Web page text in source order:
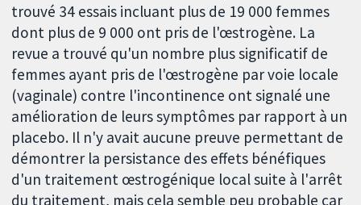
trouvé 34 essais incluant plus de 19 000 femmes
dont plus de 9 000 ont pris de l'œstrogène. La
revue a trouvé qu'un nombre plus significatif de
femmes ayant pris de l'œstrogène par voie locale
(vaginale) contre l'incontinence ont signalé une
amélioration de leurs symptômes par rapport à un
placebo. Il n'y avait aucune preuve permettant de
démontrer la persistance des effets bénéfiques
d'un traitement œstrogénique local suite à l'arrêt
du traitement, mais cela semble peu probable car